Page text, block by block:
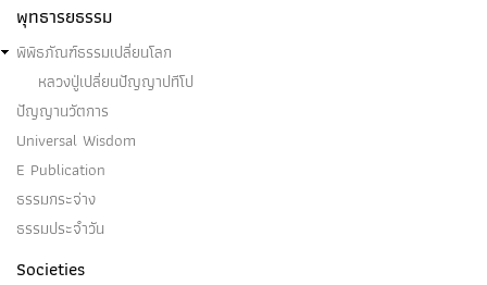
พุทธารยธรรม
พิพิธภัณฑ์ธรรมเปลี่ยนโลก
หลวงปู่เปลี่ยนปัญญาปทีโป
ปัญญานวัตการ
Universal Wisdom
E Publication
ธรรมกระจ่าง
ธรรมประจำวัน
Societies